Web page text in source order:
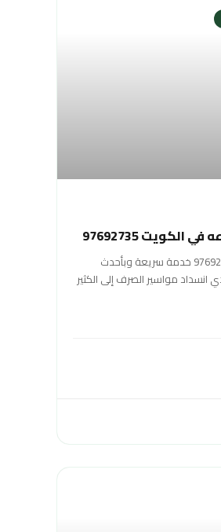
تسليك مجاري 24 ساعه 97692735 خدمة سريعة وبأحدث
مواسير الصرف إلى الكثير